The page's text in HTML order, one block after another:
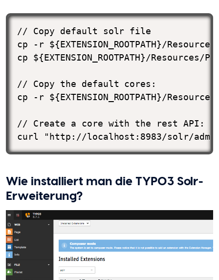
// Copy default solr file
cp -r ${EXTENSION_ROOTPATH}/
cp ${EXTENSION_ROOTPATH}/
// Copy the default cores:
cp -r ${EXTENSION_ROOTPATH}/
// Create a core with the rest API:
curl "http://localhost:8983/solr/admin/
Wie installiert man die TYPO3 Solr-
Erweiterung?